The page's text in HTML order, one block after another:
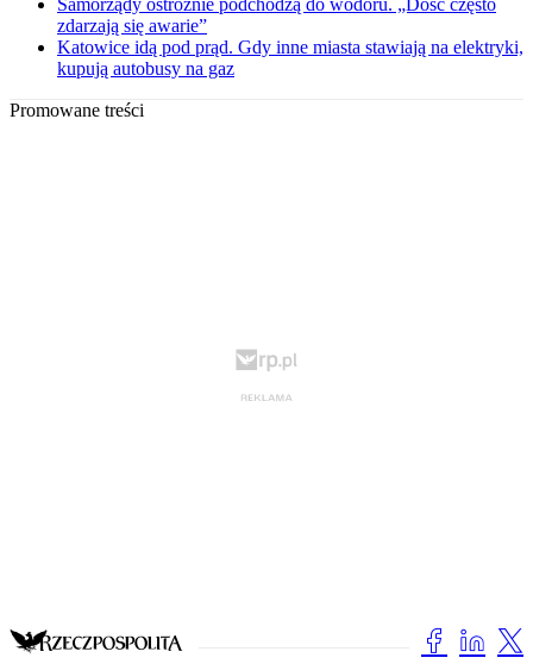
Samorządy ostrożnie podchodzą do wodoru. „Dość często
zdarzają się awarie”
Katowice idą pod prąd. Gdy inne miasta stawiają na elektryki,
kupują autobusy na gaz
Promowane treści